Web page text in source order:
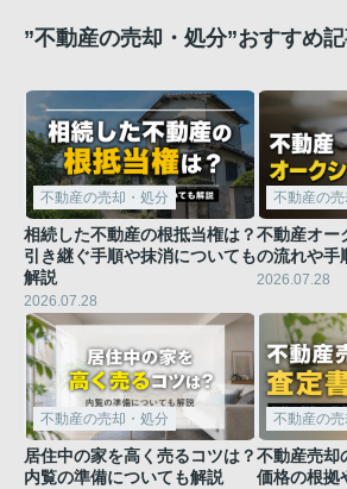
”不動産の売却・処分”おすすめ
不動産の売却・処分
相続した不動産の根抵当権は？
引き継ぐ手順や抹消についても
解説
2026.07.28
不動産の
不動産オー
の流れや手
2026.07.28
不動産の売却・処分
居住中の家を高く売るコツは？
内覧の準備についても解説
不動産の
不動産売却
価格の根拠